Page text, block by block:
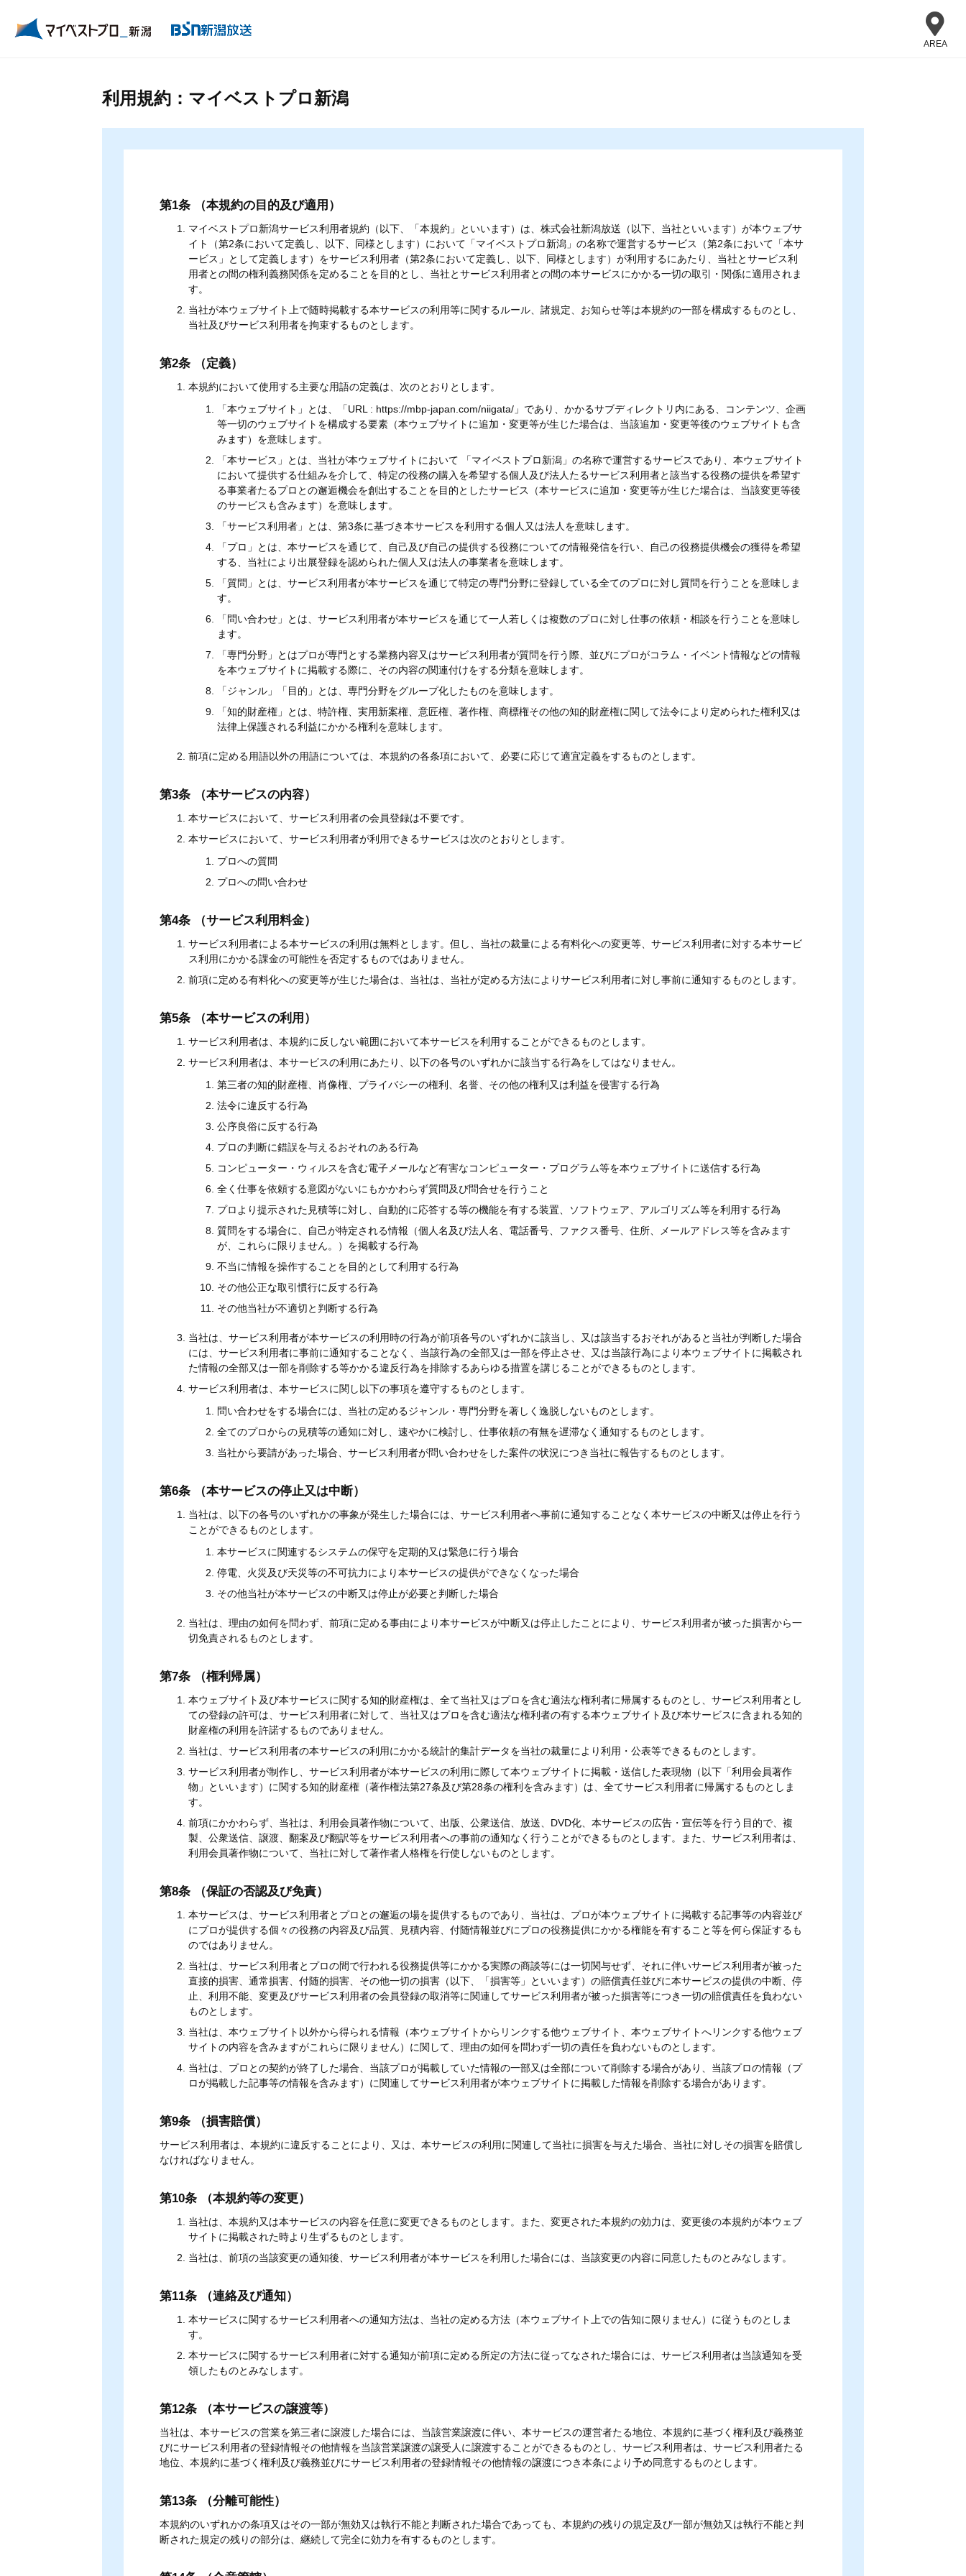
AREA
利用規約：マイベストプロ新潟
第1条 （本規約の目的及び適用）
マイベストプロ新潟サービス利用者規約（以下、「本規約」といいます）は、株式会社新潟放送（以下、当社といいます）が本ウェブサ
イト（第2条において定義し、以下、同様とします）において「マイベストプロ新潟」の名称で運営するサービス（第2条において「本サ
ービス」として定義します）をサービス利用者（第2条において定義し、以下、同様とします）が利用するにあたり、当社とサービス利
用者との間の権利義務関係を定めることを目的とし、当社とサービス利用者との間の本サービスにかかる一切の取引・関係に適用されま
す。
当社が本ウェブサイト上で随時掲載する本サービスの利用等に関するルール、諸規定、お知らせ等は本規約の一部を構成するものとし、
当社及びサービス利用者を拘束するものとします。
第2条 （定義）
本規約において使用する主要な用語の定義は、次のとおりとします。
「本ウェブサイト」とは、「URL : https://mbp-japan.com/niigata/」であり、かかるサブディレクトリ内にある、コンテンツ、企画
等一切のウェブサイトを構成する要素（本ウェブサイトに追加・変更等が生じた場合は、当該追加・変更等後のウェブサイトも含
みます）を意味します。
「本サービス」とは、当社が本ウェブサイトにおいて 「マイベストプロ新潟」の名称で運営するサービスであり、本ウェブサイト
において提供する仕組みを介して、特定の役務の購入を希望する個人及び法人たるサービス利用者と該当する役務の提供を希望す
る事業者たるプロとの邂逅機会を創出することを目的としたサービス（本サービスに追加・変更等が生じた場合は、当該変更等後
のサービスも含みます）を意味します。
「サービス利用者」とは、第3条に基づき本サービスを利用する個人又は法人を意味します。
「プロ」とは、本サービスを通じて、自己及び自己の提供する役務についての情報発信を行い、自己の役務提供機会の獲得を希望
する、当社により出展登録を認められた個人又は法人の事業者を意味します。
「質問」とは、サービス利用者が本サービスを通じて特定の専門分野に登録している全てのプロに対し質問を行うことを意味しま
す。
「問い合わせ」とは、サービス利用者が本サービスを通じて一人若しくは複数のプロに対し仕事の依頼・相談を行うことを意味し
ます。
「専門分野」とはプロが専門とする業務内容又はサービス利用者が質問を行う際、並びにプロがコラム・イベント情報などの情報
を本ウェブサイトに掲載する際に、その内容の関連付けをする分類を意味します。
「ジャンル」「目的」とは、専門分野をグループ化したものを意味します。
「知的財産権」とは、特許権、実用新案権、意匠権、著作権、商標権その他の知的財産権に関して法令により定められた権利又は
法律上保護される利益にかかる権利を意味します。
前項に定める用語以外の用語については、本規約の各条項において、必要に応じて適宜定義をするものとします。
第3条 （本サービスの内容）
本サービスにおいて、サービス利用者の会員登録は不要です。
本サービスにおいて、サービス利用者が利用できるサービスは次のとおりとします。
プロへの質問
プロへの問い合わせ
第4条 （サービス利用料金）
サービス利用者による本サービスの利用は無料とします。但し、当社の裁量による有料化への変更等、サービス利用者に対する本サービ
ス利用にかかる課金の可能性を否定するものではありません。
前項に定める有料化への変更等が生じた場合は、当社は、当社が定める方法によりサービス利用者に対し事前に通知するものとします。
第5条 （本サービスの利用）
サービス利用者は、本規約に反しない範囲において本サービスを利用することができるものとします。
サービス利用者は、本サービスの利用にあたり、以下の各号のいずれかに該当する行為をしてはなりません。
第三者の知的財産権、肖像権、プライバシーの権利、名誉、その他の権利又は利益を侵害する行為
法令に違反する行為
公序良俗に反する行為
プロの判断に錯誤を与えるおそれのある行為
コンピューター・ウィルスを含む電子メールなど有害なコンピューター・プログラム等を本ウェブサイトに送信する行為
全く仕事を依頼する意図がないにもかかわらず質問及び問合せを行うこと
プロより提示された見積等に対し、自動的に応答する等の機能を有する装置、ソフトウェア、アルゴリズム等を利用する行為
質問をする場合に、自己が特定される情報（個人名及び法人名、電話番号、ファクス番号、住所、メールアドレス等を含みます
が、これらに限りません。）を掲載する行為
不当に情報を操作することを目的として利用する行為
その他公正な取引慣行に反する行為
その他当社が不適切と判断する行為
当社は、サービス利用者が本サービスの利用時の行為が前項各号のいずれかに該当し、又は該当するおそれがあると当社が判断した場合
には、サービス利用者に事前に通知することなく、当該行為の全部又は一部を停止させ、又は当該行為により本ウェブサイトに掲載され
た情報の全部又は一部を削除する等かかる違反行為を排除するあらゆる措置を講じることができるものとします。
サービス利用者は、本サービスに関し以下の事項を遵守するものとします。
問い合わせをする場合には、当社の定めるジャンル・専門分野を著しく逸脱しないものとします。
全てのプロからの見積等の通知に対し、速やかに検討し、仕事依頼の有無を遅滞なく通知するものとします。
当社から要請があった場合、サービス利用者が問い合わせをした案件の状況につき当社に報告するものとします。
第6条 （本サービスの停止又は中断）
当社は、以下の各号のいずれかの事象が発生した場合には、サービス利用者へ事前に通知することなく本サービスの中断又は停止を行う
ことができるものとします。
本サービスに関連するシステムの保守を定期的又は緊急に行う場合
停電、火災及び天災等の不可抗力により本サービスの提供ができなくなった場合
その他当社が本サービスの中断又は停止が必要と判断した場合
当社は、理由の如何を問わず、前項に定める事由により本サービスが中断又は停止したことにより、サービス利用者が被った損害から一
切免責されるものとします。
第7条 （権利帰属）
本ウェブサイト及び本サービスに関する知的財産権は、全て当社又はプロを含む適法な権利者に帰属するものとし、サービス利用者とし
ての登録の許可は、サービス利用者に対して、当社又はプロを含む適法な権利者の有する本ウェブサイト及び本サービスに含まれる知的
財産権の利用を許諾するものでありません。
当社は、サービス利用者の本サービスの利用にかかる統計的集計データを当社の裁量により利用・公表等できるものとします。
サービス利用者が制作し、サービス利用者が本サービスの利用に際して本ウェブサイトに掲載・送信した表現物（以下「利用会員著作
物」といいます）に関する知的財産権（著作権法第27条及び第28条の権利を含みます）は、全てサービス利用者に帰属するものとしま
す。
前項にかかわらず、当社は、利用会員著作物について、出版、公衆送信、放送、DVD化、本サービスの広告・宣伝等を行う目的で、複
製、公衆送信、譲渡、翻案及び翻訳等をサービス利用者への事前の通知なく行うことができるものとします。また、サービス利用者は、
利用会員著作物について、当社に対して著作者人格権を行使しないものとします。
第8条 （保証の否認及び免責）
本サービスは、サービス利用者とプロとの邂逅の場を提供するものであり、当社は、プロが本ウェブサイトに掲載する記事等の内容並び
にプロが提供する個々の役務の内容及び品質、見積内容、付随情報並びにプロの役務提供にかかる権能を有すること等を何ら保証するも
のではありません。
当社は、サービス利用者とプロの間で行われる役務提供等にかかる実際の商談等には一切関与せず、それに伴いサービス利用者が被った
直接的損害、通常損害、付随的損害、その他一切の損害（以下、「損害等」といいます）の賠償責任並びに本サービスの提供の中断、停
止、利用不能、変更及びサービス利用者の会員登録の取消等に関連してサービス利用者が被った損害等につき一切の賠償責任を負わない
ものとします。
当社は、本ウェブサイト以外から得られる情報（本ウェブサイトからリンクする他ウェブサイト、本ウェブサイトへリンクする他ウェブ
サイトの内容を含みますがこれらに限りません）に関して、理由の如何を問わず一切の責任を負わないものとします。
当社は、プロとの契約が終了した場合、当該プロが掲載していた情報の一部又は全部について削除する場合があり、当該プロの情報（プ
ロが掲載した記事等の情報を含みます）に関連してサービス利用者が本ウェブサイトに掲載した情報を削除する場合があります。
第9条 （損害賠償）
サービス利用者は、本規約に違反することにより、又は、本サービスの利用に関連して当社に損害を与えた場合、当社に対しその損害を賠償し
なければなりません。
第10条 （本規約等の変更）
当社は、本規約又は本サービスの内容を任意に変更できるものとします。また、変更された本規約の効力は、変更後の本規約が本ウェブ
サイトに掲載された時より生ずるものとします。
当社は、前項の当該変更の通知後、サービス利用者が本サービスを利用した場合には、当該変更の内容に同意したものとみなします。
第11条 （連絡及び通知）
本サービスに関するサービス利用者への通知方法は、当社の定める方法（本ウェブサイト上での告知に限りません）に従うものとしま
す。
本サービスに関するサービス利用者に対する通知が前項に定める所定の方法に従ってなされた場合には、サービス利用者は当該通知を受
領したものとみなします。
第12条 （本サービスの譲渡等）
当社は、本サービスの営業を第三者に譲渡した場合には、当該営業譲渡に伴い、本サービスの運営者たる地位、本規約に基づく権利及び義務並
びにサービス利用者の登録情報その他情報を当該営業譲渡の譲受人に譲渡することができるものとし、サービス利用者は、サービス利用者たる
地位、本規約に基づく権利及び義務並びにサービス利用者の登録情報その他情報の譲渡につき本条により予め同意するものとします。
第13条 （分離可能性）
本規約のいずれかの条項又はその一部が無効又は執行不能と判断された場合であっても、本規約の残りの規定及び一部が無効又は執行不能と判
断された規定の残りの部分は、継続して完全に効力を有するものとします。